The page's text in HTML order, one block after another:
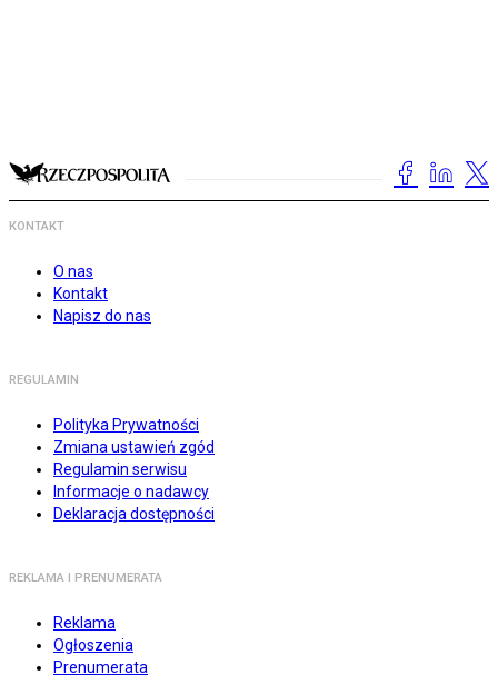
KONTAKT
O nas
Kontakt
Napisz do nas
REGULAMIN
Polityka Prywatności
Zmiana ustawień zgód
Regulamin serwisu
Informacje o nadawcy
Deklaracja dostępności
REKLAMA I PRENUMERATA
Reklama
Ogłoszenia
Prenumerata